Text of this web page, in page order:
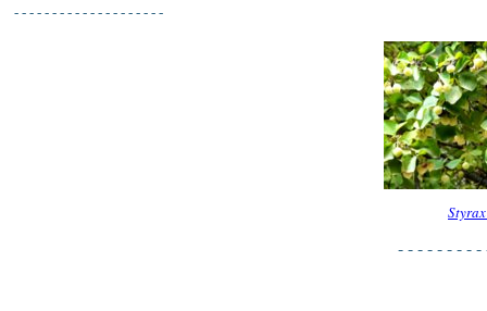
- - - - - - - - - - - - - - - - - - - -
- - - - - - - - -